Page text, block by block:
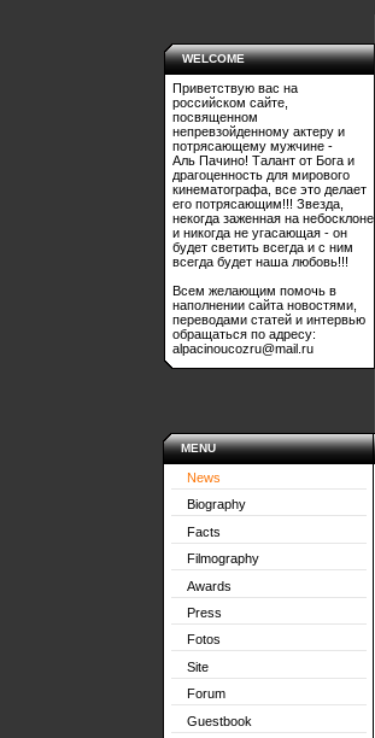
WELCOME
Приветствую вас на
российском сайте,
посвященном
непревзойденному актеру и
потрясающему мужчине -
Аль Пачино! Талант от Бога и
драгоценность для мирового
кинематографа, все это делает
его потрясающим!!! Звезда,
некогда заженная на небосклоне
и никогда не угасающая - он
будет светить всегда и с ним
всегда будет наша любовь!!!
Всем желающим помочь в
наполнении сайта новостями,
переводами статей и интервью
обращаться по адресу:
alpacinoucozru@mail.ru
MENU
News
Biography
Facts
Filmography
Awards
Press
Fotos
Site
Forum
Guestbook